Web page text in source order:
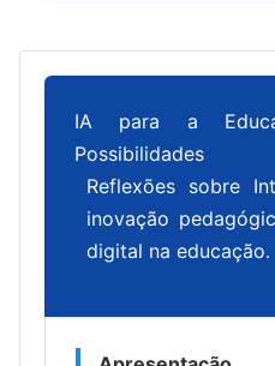
IA para a
Possibilidades
Reflexões sobre
inovação
digital na educação.